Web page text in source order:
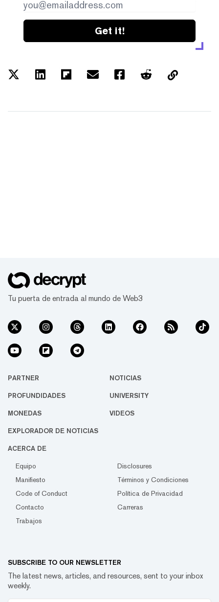
Get it!
Tu puerta de entrada al mundo de Web3
PARTNER NOTICIAS
PROFUNDIDADES UNIVERSITY
MONEDAS VIDEOS
EXPLORADOR DE NOTICIAS
ACERCA DE
Equipo
Disclosures
Manifiesto
Términos y Condiciones
Code of Conduct
Política de Privacidad
Contacto
Carreras
Trabajos
SUBSCRIBE TO OUR NEWSLETTER
The latest news, articles, and resources, sent to your inbox
weekly.